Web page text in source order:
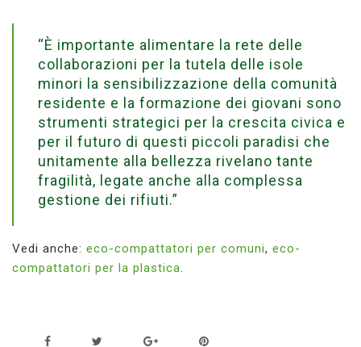
“È importante alimentare la rete delle
collaborazioni per la tutela delle isole
minori la sensibilizzazione della comunità
residente e la formazione dei giovani sono
strumenti strategici per la crescita civica e
per il futuro di questi piccoli paradisi che
unitamente alla bellezza rivelano tante
fragilità, legate anche alla complessa
gestione dei rifiuti.”
Vedi anche: eco-compattatori per comuni, eco-
compattatori per la plastica.